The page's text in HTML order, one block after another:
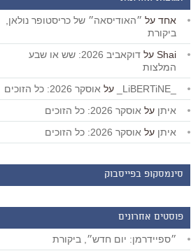
אחד על ״האודיסאה״ של כריסטופר נולאן,
ביקורת
Shai על
דוקאביב 2026: שש או שבע
המלצות
על אוסקר 2026: כל הזוכים
איתן על אוסקר 2026: כל הזוכים
איתן על אוסקר 2026: כל הזוכים
סינמסקופ בפייסבוק
פוסטים אחרונים
״ספיידרמן: יום חדש״, ביקורת